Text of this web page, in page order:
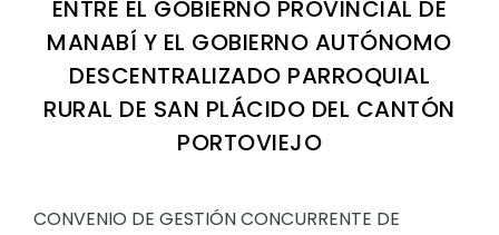
Símbolos Cívicos
GEOGRAFÍA
Ubicación
GESTIÓN Y PRESUPUESTO
GESTIÓN INSTITUCIONAL
Sesiones Ordinarias
Sesiones Extraordinarias
Convocatorias
CIUDADANÍA ACTIVA
TURISMO
ENTRE EL GOBIERNO PROVINCIAL DE
MANABÍ Y EL GOBIERNO AUTÓNOMO
DESCENTRALIZADO PARROQUIAL
RURAL DE SAN PLÁCIDO DEL CANTÓN
PORTOVIEJO
CONVENIO DE GESTIÓN CONCURRENTE DE